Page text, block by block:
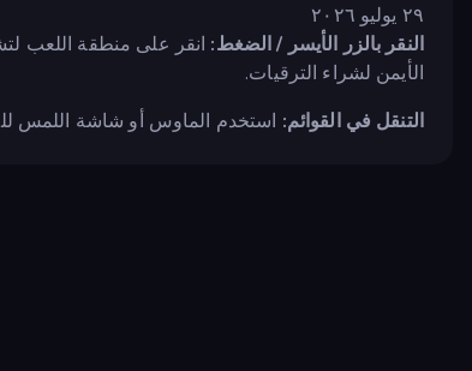
٢٩ يوليو ٢٠٢٦
النقر بالزر الأيسر / الضغط: انقر على منطقة اللعب
الأيمن لشراء الترقيات.
التنقل في القوائم: استخدم الماوس أو شاشة اللمس